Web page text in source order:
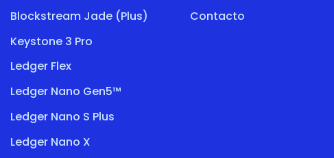
Blockstream Jade (Plus)
Keystone 3 Pro
Ledger Flex
Ledger Nano Gen5™
Ledger Nano S Plus
Ledger Nano X
Contacto